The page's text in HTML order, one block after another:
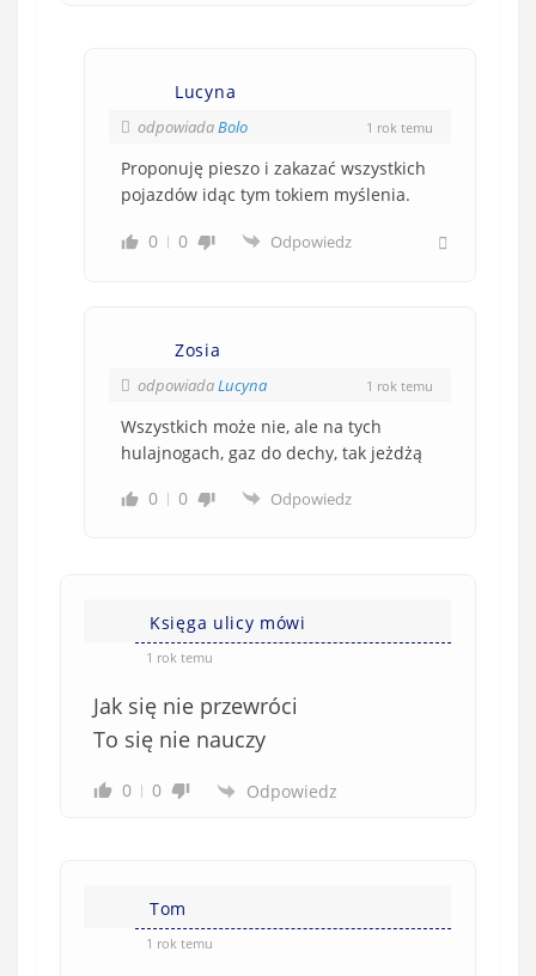
Lucyna
odpowiadaBolo 1 rok temu
Proponuję pieszo i zakazać wszystkich
pojazdów idąc tym tokiem myślenia.
0 0 Odpowiedz
Zosia
odpowiadaLucyna 1 rok temu
Wszystkich może nie, ale na tych
hulajnogach, gaz do dechy, tak jeżdżą
0
0 Odpowiedz
Księga ulicy mówi
1 rok temu
Jak się nie przewróci
To się nie nauczy
0 0 Odpowiedz
Tom
1 rok temu